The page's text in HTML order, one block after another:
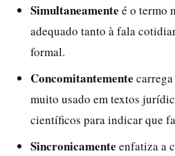
Simultaneamente é o termo
adequado tanto à fala
formal.
Concomitantemente
muito usado em textos
científicos para indicar que
Sincronicamente enfatiza a